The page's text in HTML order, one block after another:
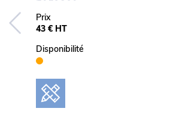
Prix
43 € HT
Disponibilité